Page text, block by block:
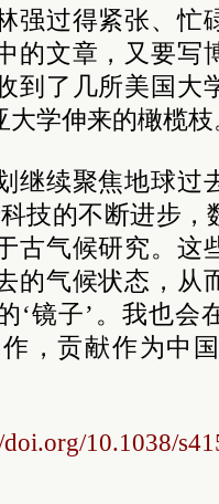
强过得紧张、忙
的文章，又要写
到了几所美国大
大学伸来的橄榄枝
继续聚焦地球过
技的不断进步
古气候研究。这
的气候状态，从
‘镜子’。我也会
，贡献作为中
doi.org/10.1038/